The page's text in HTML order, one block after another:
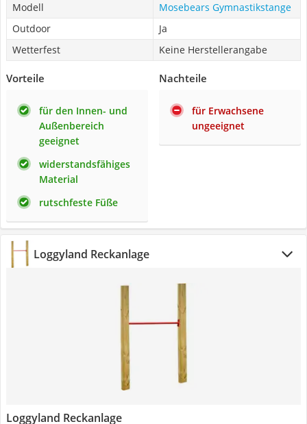
Modell
Mosebears Gymnastikstange
Outdoor
Ja
Wetterfest
Keine Herstellerangabe
Vorteile
für den Innen- und
Außenbereich
geeignet
widerstandsfähiges
Material
rutschfeste Füße
Nachteile
für Erwachsene
ungeeignet
Loggyland Reckanlage
Loggyland Reckanlage